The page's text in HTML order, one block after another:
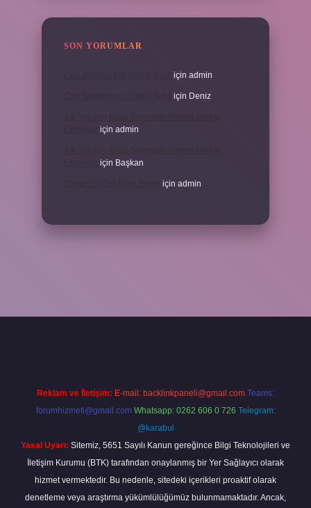
SON YORUMLAR
için admin
için Deniz
için admin
için Başkan
için admin
Reklam ve İletişim: E-mail: backlinkpaneli@gmail.com Teams:
forumhizmeti@gmail.com Whatsapp: 0262 606 0 726 Telegram:
@karabul
Yasal Uyarı: Sitemiz, 5651 Sayılı Kanun gereğince Bilgi Teknolojileri ve
İletişim Kurumu (BTK) tarafından onaylanmış bir Yer Sağlayıcı olarak
hizmet vermektedir. Bu nedenle, sitedeki içerikleri proaktif olarak
denetleme veya araştırma yükümlülüğümüz bulunmamaktadır. Ancak,